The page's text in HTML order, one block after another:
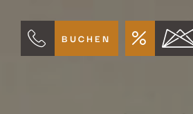
BUCHEN